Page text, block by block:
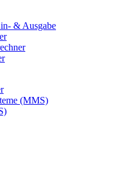
& Ausgabe
(MMS)